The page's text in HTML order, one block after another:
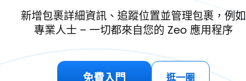
新增包裹詳細資訊、追蹤位置並管理包裹，例如
專業人士 – 一切都來自您的 Zeo 應用程序
免費入門 逛一圈